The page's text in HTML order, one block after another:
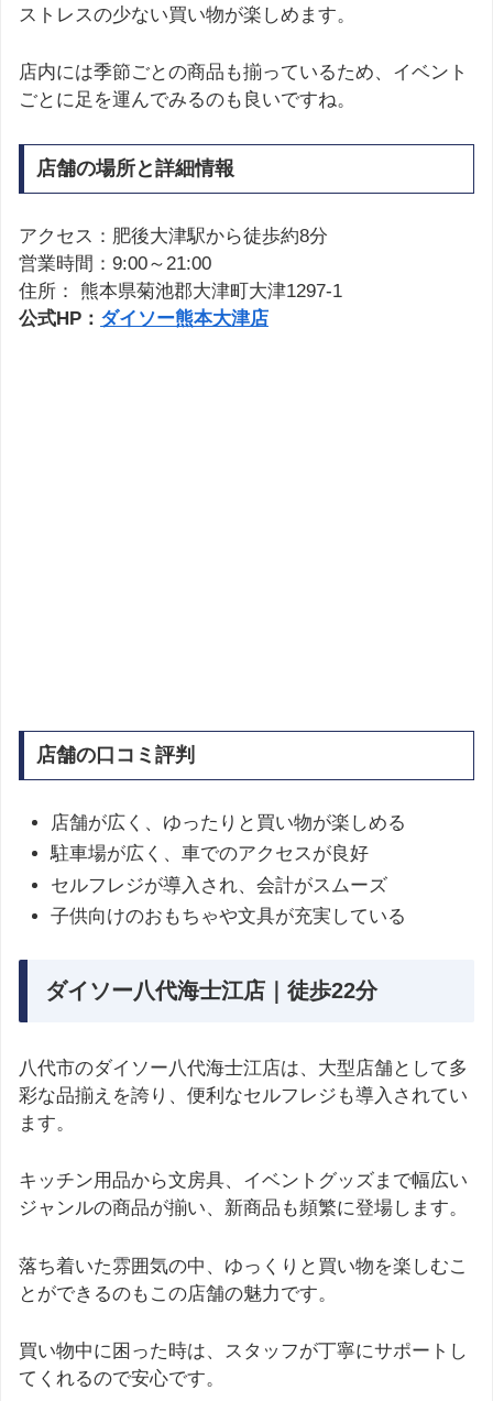
ストレスの少ない買い物が楽しめます。
店内には季節ごとの商品も揃っているため、イベント
ごとに足を運んでみるのも良いですね。
店舗の場所と詳細情報
アクセス：肥後大津駅から徒歩約8分
営業時間：9:00～21:00
住所： 熊本県菊池郡大津町大津1297-1
公式HP： ダイソー熊本大津店
店舗の口コミ評判
店舗が広く、ゆったりと買い物が楽しめる
駐車場が広く、車でのアクセスが良好
セルフレジが導入され、会計がスムーズ
子供向けのおもちゃや文具が充実している
ダイソー八代海士江店｜徒歩22分
八代市のダイソー八代海士江店は、大型店舗として多
彩な品揃えを誇り、便利なセルフレジも導入されてい
ます。
キッチン用品から文房具、イベントグッズまで幅広い
ジャンルの商品が揃い、新商品も頻繁に登場します。
落ち着いた雰囲気の中、ゆっくりと買い物を楽しむこ
とができるのもこの店舗の魅力です。
買い物中に困った時は、スタッフが丁寧にサポートし
てくれるので安心です。